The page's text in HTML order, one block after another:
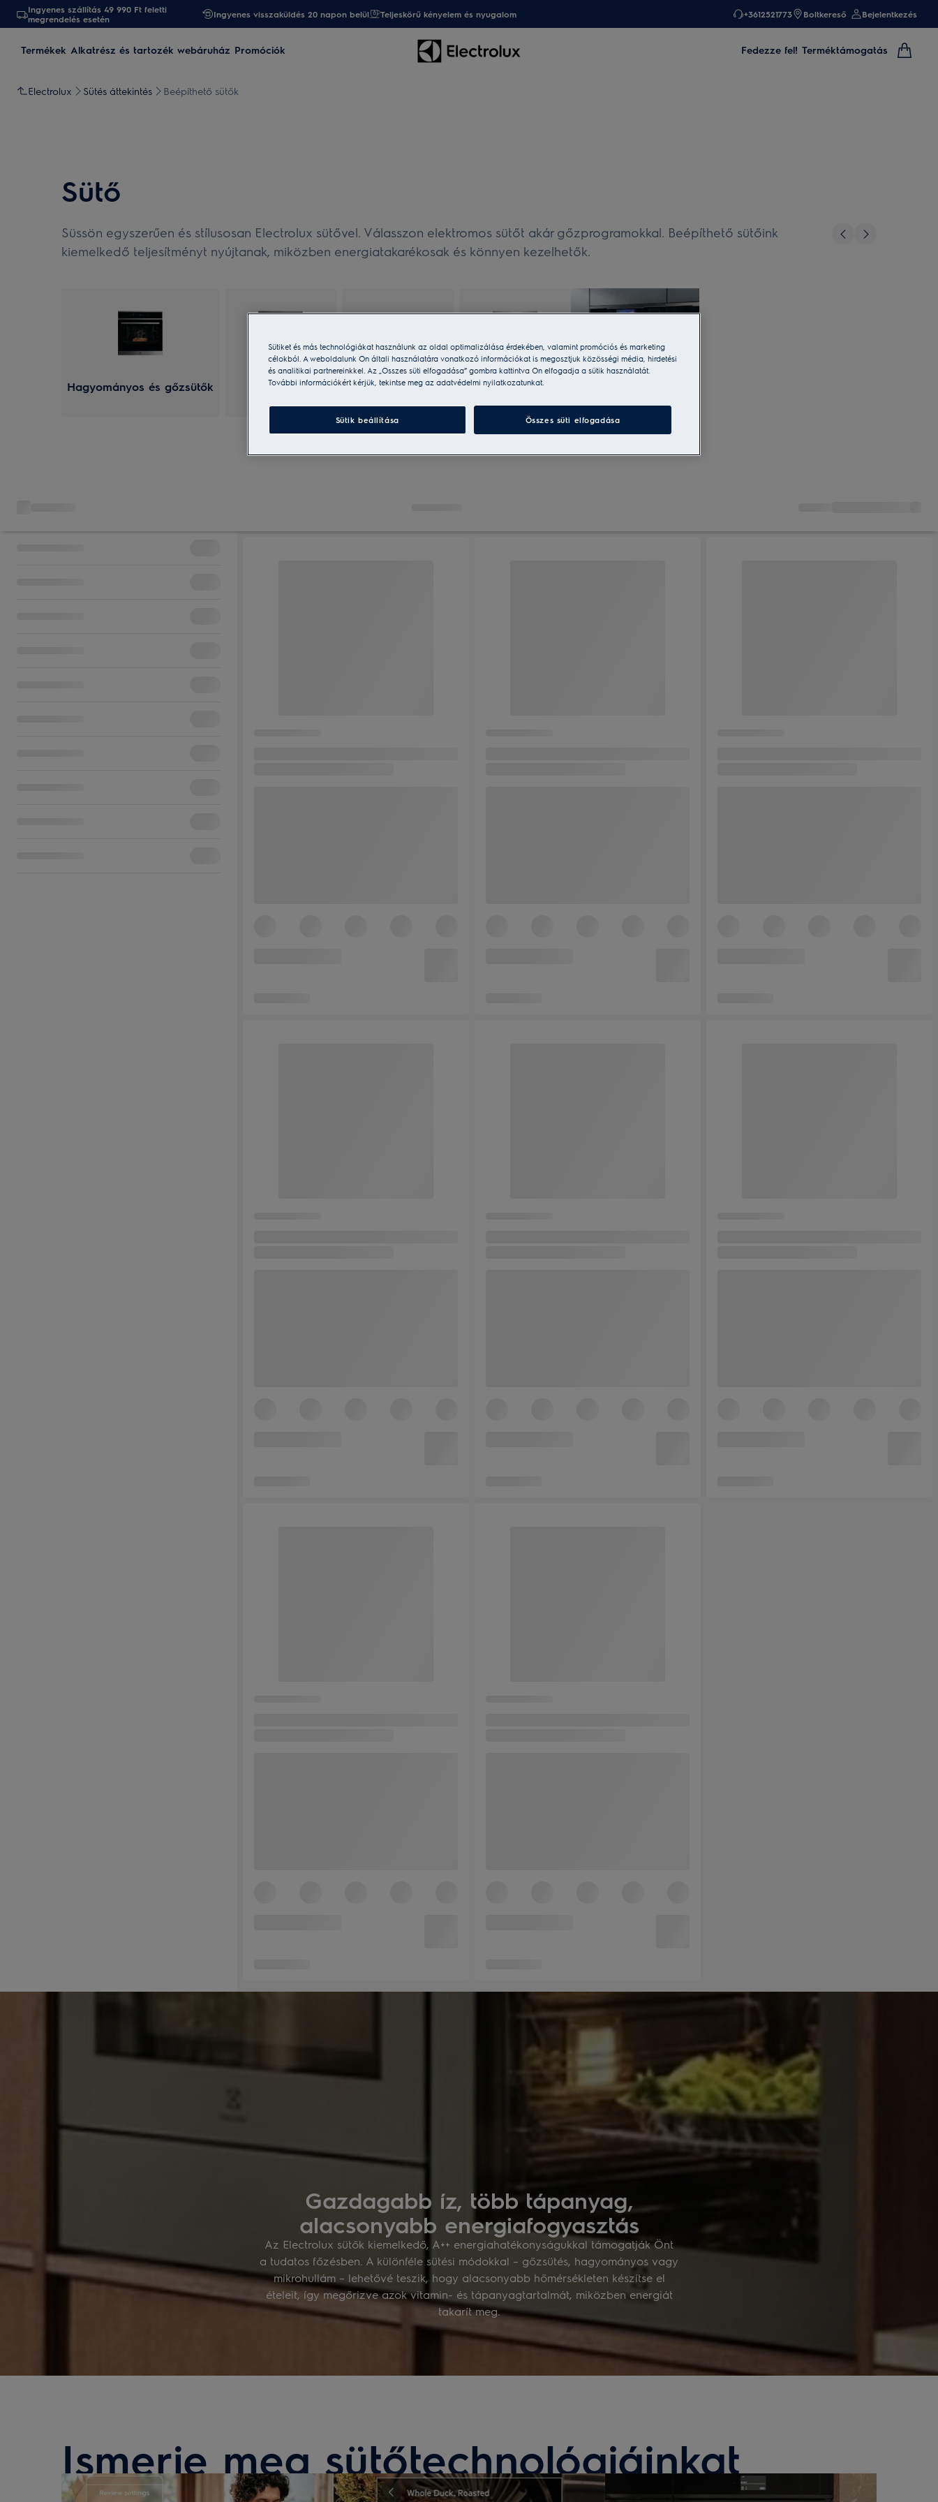
Ingyenes szállítás 49 990 Ft feletti
megrendelés esetén
Ingyenes visszaküldés 20 napon belül Teljeskörű kényelem és nyugalom +3612521773 Boltkereső Bejelentkezés
Termékek Alkatrész és tartozék webáruház Promóciók Fedezze fel! Terméktámogatás
Electrolux Sütés áttekintés Beépíthető sütők
Sütő
Süssön egyszerűen és stílusosan Electrolux sütővel. Válasszon elektromos sütőt akár gőzprogramokkal. Beépíthető sütőink
kiemelkedő teljesítményt nyújtanak, miközben energiatakarékosak és könnyen kezelhetők.
Hagyományos és gőzsütők Gőzsütő Kompakt sütő Pirolitikus sütő
Segítünk
Gazdagabb íz, több tápanyag,
alacsonyabb energiafogyasztás
Az Electrolux sütők kiemelkedő, A++ energiahatékonyságukkal támogatják Önt
a tudatos főzésben. A különféle sütési módokkal – gőzsütés, hagyományos vagy
mikrohullám – lehetővé teszik, hogy alacsonyabb hőmérsékleten készítse el
ételeit, így megőrizve azok vitamin- és tápanyagtartalmát, miközben energiát
takarít meg.
Ismerje meg sütőtechnológiáinkat
Sütiket és más technológiákat használunk az oldal optimalizálása érdekében, valamint promóciós és marketing
célokból. A weboldalunk Ön általi használatára vonatkozó információkat is megosztjuk közösségi média, hirdetési
és analitikai partnereinkkel. Az „Összes süti elfogadása” gombra kattintva Ön elfogadja a sütik használatát.
További információkért kérjük, tekintse meg az adatvédelmi nyilatkozatunkat.
Sütik beállítása Összes süti elfogadása